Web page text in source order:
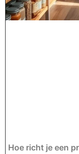
Hoe richt je een